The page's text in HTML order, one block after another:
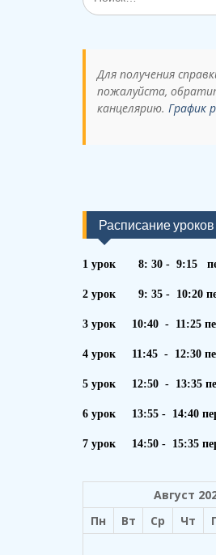
по:
Для получения
пожалуйста,
канцелярию. График
Расписание
1 урок 8: 30 - 9:15
2 урок 9: 35 - 10:20
3 урок 10:40 - 11:25
4 урок 11:45 - 12:30
5 урок 12:50 - 13:35
6 урок 13:55 - 14:40
7 урок 14:50 - 15:35
Август
Пн
Вт Ср Чт